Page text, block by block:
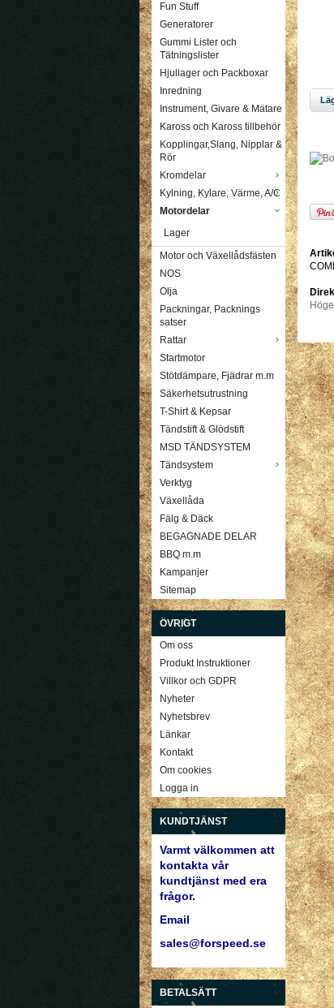
Fun Stuff
Generatorer
Gummi Lister och
Tätningslister
Hjullager och Packboxar
Inredning
Instrument, Givare & Mätare
Kaross och Kaross tillbehör
Kopplingar,Slang, Nipplar &
Rör
Kromdelar
Kylning, Kylare, Värme, A/C
Motordelar
Lager
Motor och Växellådsfästen
NOS
Olja
Packningar, Packnings
satser
Rattar
Startmotor
Stötdämpare, Fjädrar m.m
Säkerhetsutrustning
T-Shirt & Kepsar
Tändstift & Glödstift
MSD TÄNDSYSTEM
Tändsystem
Verktyg
Växellåda
Fälg & Däck
BEGAGNADE DELAR
BBQ m.m
Kampanjer
Sitemap
ÖVRIGT
Om oss
Produkt Instruktioner
Villkor och GDPR
Nyheter
Nyhetsbrev
Länkar
Kontakt
Om cookies
Logga in
KUNDTJÄNST
Varmt välkommen att
kontakta vår
kundtjänst med era
frågor.
Email
sales@forspeed.se
BETALSÄTT